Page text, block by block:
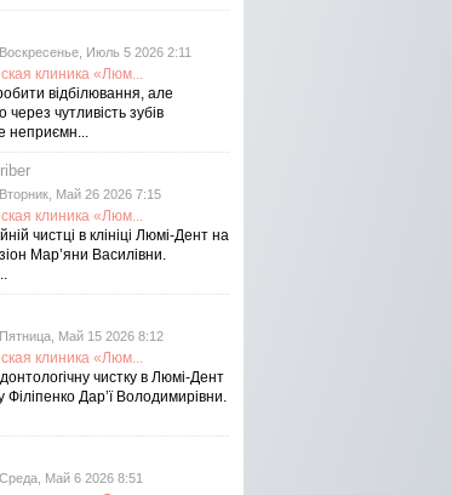
Воскресенье, Июль 5 2026 2:11
клиника «Люм...
відбілювання, але
чутливість зубів
неприємн...
Вторник, Май 26 2026 7:15
клиника «Люм...
чистці в клініці Люмі-Дент на
Мар’яни Василівни.
Пятница, Май 15 2026 8:12
клиника «Люм...
чистку в Люмі-Дент
Філіпенко Дар’ї Володимирівни.
Среда, Май 6 2026 8:51